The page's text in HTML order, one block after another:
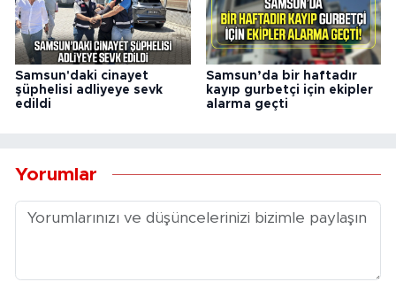
Samsun'daki cinayet
şüphelisi adliyeye sevk
edildi
Samsun’da bir haftadır
kayıp gurbetçi için ekipler
alarma geçti
Yorumlar